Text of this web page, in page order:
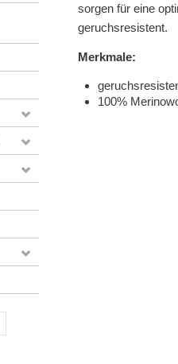
sorgen für eine
geruchsresistent.
Merkmale:
100%